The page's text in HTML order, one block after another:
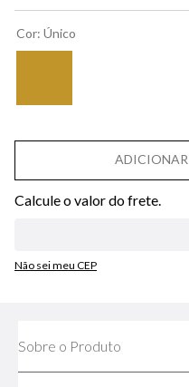
Cor: Único
Não sei meu CEP
Sobre o Produto